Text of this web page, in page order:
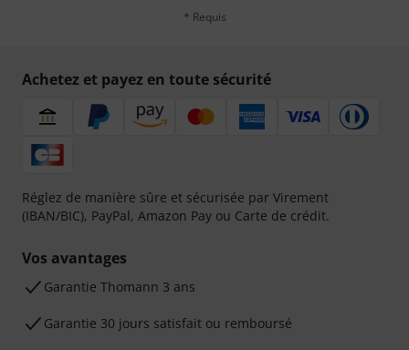
* Requis
Achetez et payez en toute sécurité
Réglez de manière sûre et sécurisée par Virement
(IBAN/BIC), PayPal, Amazon Pay ou Carte de crédit.
Vos avantages
Ga­ran­tie Thomann 3 ans
Garantie 30 jours satisfait ou remboursé